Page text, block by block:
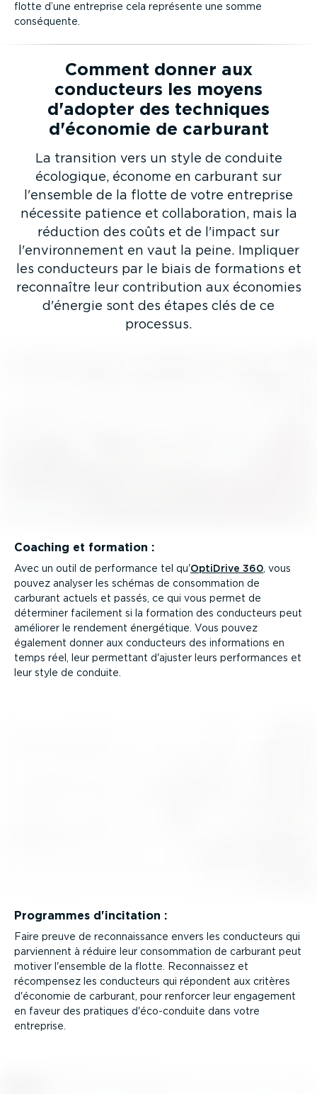
flotte d’une entreprise cela représente une somme
conséquente.
Comment donner aux
conducteurs les moyens
d'adopter des techniques
d'économie de carburant
La transition vers un style de conduite
écologique, économe en carburant sur
l'ensemble de la flotte de votre entreprise
nécessite patience et colla­bo­ration, mais la
réduction des coûts et de l'impact sur
l'environ­nement en vaut la peine. Impliquer
les conducteurs par le biais de formations et
reconnaître leur contri­bution aux économies
d'énergie sont des étapes clés de ce
processus.
Coaching et formation :
Avec un outil de performance tel qu'OptiDrive 360 , vous
pouvez analyser les schémas de consom­mation de
carburant actuels et passés, ce qui vous permet de
déterminer facilement si la formation des conducteurs peut
améliorer le rendement énergétique. Vous pouvez
également donner aux conducteurs des infor­ma­tions en
temps réel, leur permettant d'ajuster leurs perfor­mances et
leur style de conduite.
Programmes d'incitation :
Faire preuve de recon­nais­sance envers les conducteurs qui
parviennent à réduire leur consom­mation de carburant peut
motiver l'ensemble de la flotte. Recon­naissez et
récompensez les conducteurs qui répondent aux critères
d'économie de carburant, pour renforcer leur engagement
en faveur des pratiques d'éco-con­duite dans votre
entreprise.